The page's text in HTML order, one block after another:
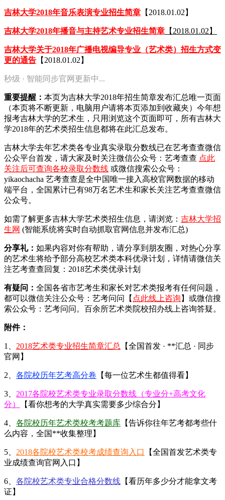
吉林大学2018年音乐表演专业招生简章 【2018.01.02】
吉林大学2018年播音与主持艺术专业招生简章 【2018.01.02】
吉林大学关于2018年广播电视编导专业（艺术类）招生方式变
更的通告 【2018.01.02】
秒级 · 智能同步官网更新中...
重要提醒： 本页为吉林大学2018年招生简章发布汇总唯一页面
（本页将不断更新，电脑用户请将本页添加到收藏夹）今年想
报考吉林大学的艺术生，只用浏览这个页面即可，所有吉林大
学2018年的艺术类招生信息都将在此汇总发布。
吉林大学去年艺术类各专业真实录取分数线已在艺考查查微信
公众平台首发， 请大家及时关注微信公众号：艺考查查 点此
关注后可查询各校录取分数线 或微信搜索公众号：
yikaochacha 艺考查查是全中国唯一接入高校官网数据的移动
端平台，全国累计已有98万名艺术生和家长关注艺考查查微信
公众号。
如需了解更多吉林大学艺术类招生信息，请浏览： 吉林大学招
生网 (智能系统将实时自动抓取官网信息并发布汇总)
分享礼： 如果内容对你有帮助，请分享到朋友圈，对热心分享
的艺术生将给予部分高校艺术类本科优录计划，详情请微信关
注艺考查查回复：2018艺术类优录计划
有疑问： 全国各省市艺考生和家长对艺术类报考有任何问题，
都可以微信关注公众号：艺考问问【 点此线上咨询 】或微信搜
索公众号：艺考问问。百余所艺术类院校招办线上咨询答疑。
附件：
1、 2018艺术类专业招生简章汇总
【全国首发 · **汇总 · 同步
官网】
2、 各院校历年艺考高分卷 【每一位艺术生都值得看】
3、 2017各院校艺术类专业录取分数线（专业分+高考文化
分）
【看你想考的大学真实需要多少综合分】
4、 各院校历年艺术类校考考题库 【告诉你往年艺考都考些什
么内容，全国**收集整理】
5、 2018各院校艺术类校考成绩查询入口
【全国首发艺术类专
业成绩查询官网入口】
6、 各院校艺术类专业合格分数线 【看历年多少分才能拿文考
证】